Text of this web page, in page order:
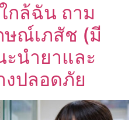
กล้ฉัน ถาม
ษณ์เภสัช (มี
นำยาและ
งปลอดภัย